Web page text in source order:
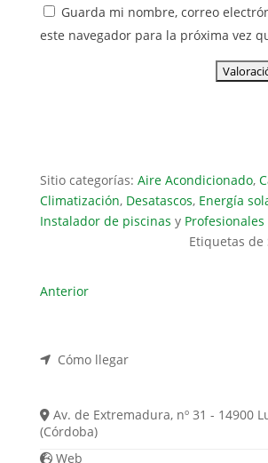
Guarda mi nombre, correo
este navegador para la próxima vez
Sitio categorías: Aire Acondicionado,
Climatización, Desatascos, Energía
Instalador de piscinas y Profesionales
Etiquetas de
Anterior
Cómo llegar
Av. de Extremadura, nº 31 - 14900
(Córdoba)
Web